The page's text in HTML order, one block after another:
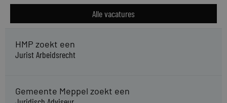
Alle vacatures
HMP zoekt een
Jurist Arbeidsrecht
Gemeente Meppel zoekt een